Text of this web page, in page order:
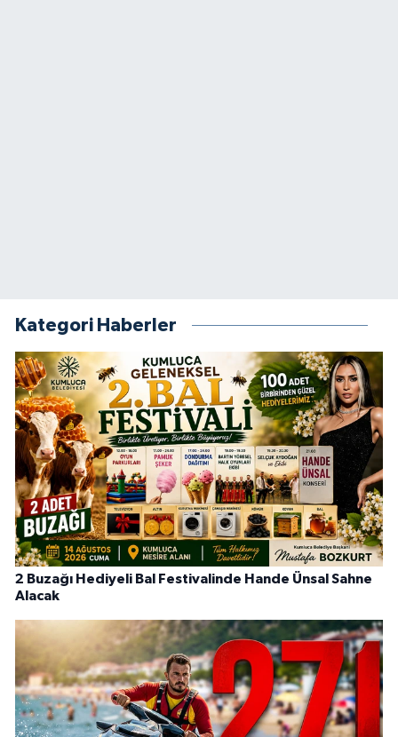
Kategori Haberler
2 Buzağı Hediyeli Bal Festivalinde Hande Ünsal Sahne
Alacak